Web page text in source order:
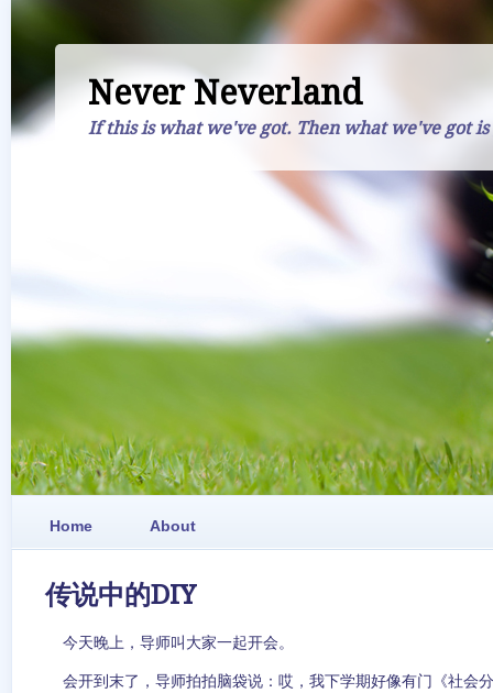
Never Neverland
If this is what we've got. Then what we've got is
Home About
传说中的DIY
今天晚上，导师叫大家一起开会。
会开到末了，导师拍拍脑袋说：哎，我下学期好像有门《社会